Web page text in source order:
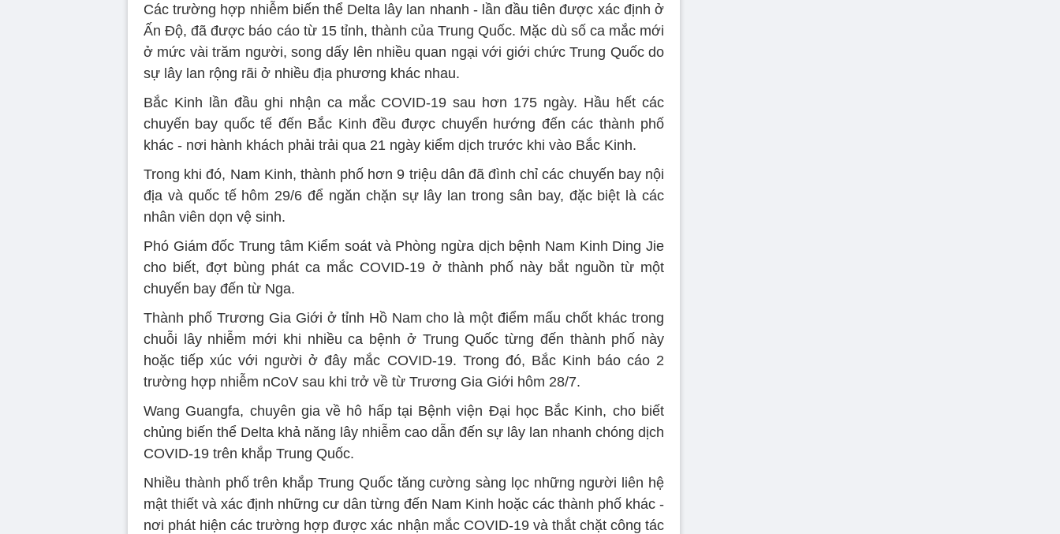
Các trường hợp nhiễm biến thể Delta lây lan nhanh - lần đầu tiên được xác định ở
Ấn Độ, đã được báo cáo từ 15 tỉnh, thành của Trung Quốc. Mặc dù số ca mắc mới
ở mức vài trăm người, song dấy lên nhiều quan ngại với giới chức Trung Quốc do
sự lây lan rộng rãi ở nhiều địa phương khác nhau.
Bắc Kinh lần đầu ghi nhận ca mắc COVID-19 sau hơn 175 ngày. Hầu hết các
chuyến bay quốc tế đến Bắc Kinh đều được chuyển hướng đến các thành phố
khác - nơi hành khách phải trải qua 21 ngày kiểm dịch trước khi vào Bắc Kinh.
Trong khi đó, Nam Kinh, thành phố hơn 9 triệu dân đã đình chỉ các chuyến bay nội
địa và quốc tế hôm 29/6 để ngăn chặn sự lây lan trong sân bay, đặc biệt là các
nhân viên dọn vệ sinh.
Phó Giám đốc Trung tâm Kiểm soát và Phòng ngừa dịch bệnh Nam Kinh Ding Jie
cho biết, đợt bùng phát ca mắc COVID-19 ở thành phố này bắt nguồn từ một
chuyến bay đến từ Nga.
Thành phố Trương Gia Giới ở tỉnh Hồ Nam cho là một điểm mấu chốt khác trong
chuỗi lây nhiễm mới khi nhiều ca bệnh ở Trung Quốc từng đến thành phố này
hoặc tiếp xúc với người ở đây mắc COVID-19. Trong đó, Bắc Kinh báo cáo 2
trường hợp nhiễm nCoV sau khi trở về từ Trương Gia Giới hôm 28/7.
Wang Guangfa, chuyên gia về hô hấp tại Bệnh viện Đại học Bắc Kinh, cho biết
chủng biến thể Delta khả năng lây nhiễm cao dẫn đến sự lây lan nhanh chóng dịch
COVID-19 trên khắp Trung Quốc.
Nhiều thành phố trên khắp Trung Quốc tăng cường sàng lọc những người liên hệ
mật thiết và xác định những cư dân từng đến Nam Kinh hoặc các thành phố khác -
nơi phát hiện các trường hợp được xác nhận mắc COVID-19 và thắt chặt công tác